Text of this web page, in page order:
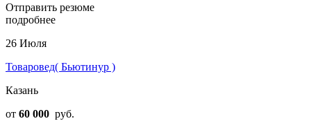
Отправить резюме
подробнее
26 Июля
Товаровед( Бьютинур )
Казань
от 60 000 руб.